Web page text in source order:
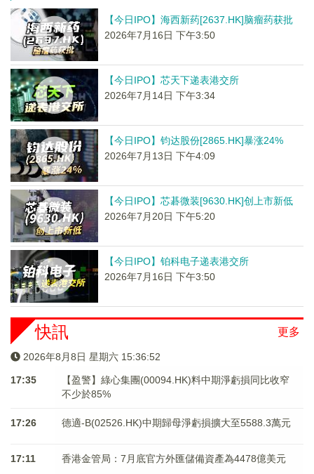
【今日IPO】海西新药[2637.HK]脑瘤药获批
2026年7月16日 下午3:50
【今日IPO】芯天下递表港交所
2026年7月14日 下午3:34
【今日IPO】钧达股份[2865.HK]暴涨24%
2026年7月13日 下午4:09
【今日IPO】芯碁微装[9630.HK]创上市新低
2026年7月20日 下午5:20
【今日IPO】铂科电子递表港交所
2026年7月16日 下午3:50
更多
快訊
2026年8月8日 星期六 15:36:52
17:35
【盈警】綠心集團(00094.HK)料中期淨虧損同比收窄
不少於85%
17:26 德適-B(02526.HK)中期歸母淨虧損擴大至5588.3萬元
17:11 香港金管局：7月底官方外匯儲備資產為4478億美元